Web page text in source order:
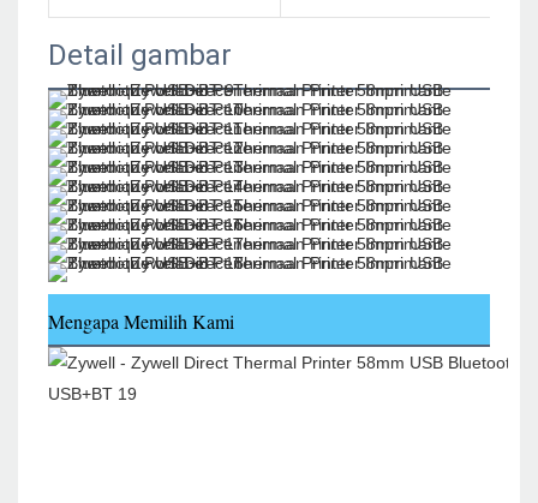
Detail gambar
Mengapa Memilih Kami